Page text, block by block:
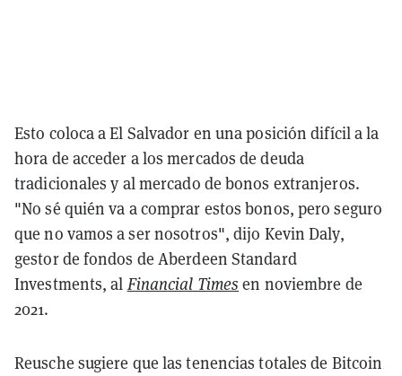
Esto coloca a El Salvador en una posición difícil a la
hora de acceder a los mercados de deuda
tradicionales y al mercado de bonos extranjeros.
"No sé quién va a comprar estos bonos, pero seguro
que no vamos a ser nosotros", dijo Kevin Daly,
gestor de fondos de Aberdeen Standard
Investments, al Financial Times en noviembre de
2021.
Reusche sugiere que las tenencias totales de Bitcoin